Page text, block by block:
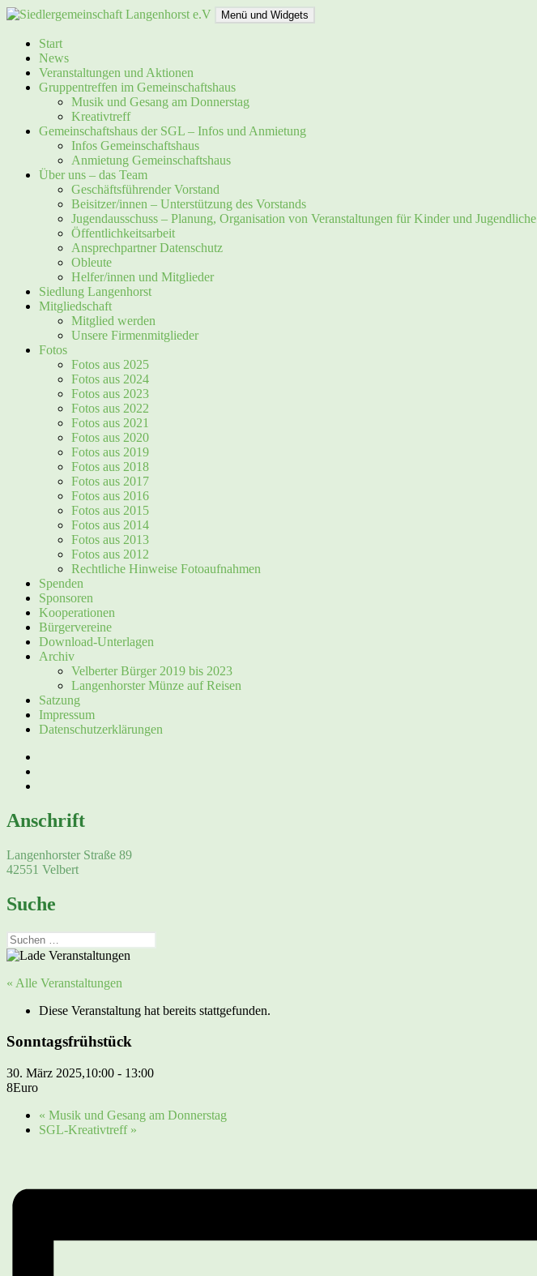
Zum
springen
Siedlergemeinschaft Langenhorst e.V
Menü und Widgets
Start
News
Veranstaltungen und Aktionen
Gruppentreffen im Gemeinschaftshaus
Musik und Gesang am Donnerstag
Kreativtreff
Gemeinschaftshaus der SGL – Infos und Anmietung
Infos Gemeinschaftshaus
Anmietung Gemeinschaftshaus
Über uns – das Team
Geschäftsführender Vorstand
Beisitzer/innen – Unterstützung des Vorstands
Jugendausschuss – Planung, Organisation von Veranstaltungen für Kinder und Jugendliche
Öffentlichkeitsarbeit
Ansprechpartner Datenschutz
Obleute
Helfer/innen und Mitglieder
Siedlung Langenhorst
Mitgliedschaft
Mitglied werden
Unsere Firmenmitglieder
Fotos
Fotos aus 2025
Fotos aus 2024
Fotos aus 2023
Fotos aus 2022
Fotos aus 2021
Fotos aus 2020
Fotos aus 2019
Fotos aus 2018
Fotos aus 2017
Fotos aus 2016
Fotos aus 2015
Fotos aus 2014
Fotos aus 2013
Fotos aus 2012
Rechtliche Hinweise Fotoaufnahmen
Spenden
Sponsoren
Kooperationen
Bürgervereine
Download-Unterlagen
Archiv
Velberter Bürger 2019 bis 2023
Langenhorster Münze auf Reisen
Satzung
Impressum
Datenschutzerklärungen
Anschrift
Langenhorster Straße 89
42551 Velbert
Suche
Suchen
nach:
« Alle Veranstaltungen
Diese Veranstaltung hat bereits stattgefunden.
Sonntagsfrühstück
30. März 2025,10:00 - 13:00
8Euro
« Musik und Gesang am Donnerstag
SGL-Kreativtreff »